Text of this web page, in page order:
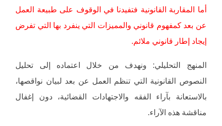
أما المقاربة القانونية فتفيدنا في الوقوف على طبيعة العمل
عن بعد كمفهوم قانوني والمميزات التي ينفرد بها التي تفرض
إيجاد إطار قانوني ملائم.
المنهج التحليلي: ونهدف من خلال اعتماده إلى تحليل
النصوص القانونية التي تنظم العمل عن بعد لبيان نواقصها،
بالاستعانة بآراء الفقه والاجتهادات القضائية، دون إغفال
مناقشة هذه الآراء.